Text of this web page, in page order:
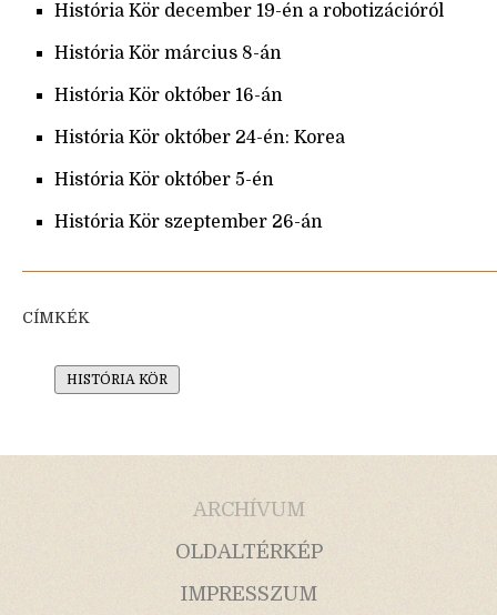
História Kör december 19-én a robotizációról
História Kör március 8-án
História Kör október 16-án
História Kör október 24-én: Korea
História Kör október 5-én
História Kör szeptember 26-án
CÍMKÉK
HISTÓRIA KÖR
ARCHÍVUM
OLDALTÉRKÉP
IMPRESSZUM